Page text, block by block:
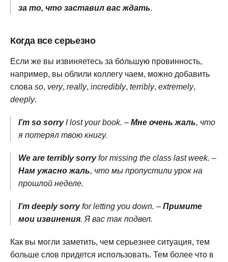
за то, что заставил вас ждать.
Когда все серьезно
Если же вы извиняетесь за бо́льшую провинность,
например, вы облили коллегу чаем, можно добавить
слова so, very, really, incredibly, terribly, extremely,
deeply.
I’m so sorryI lost your book. – Мне очень жаль, что
я потерял твою книгу.
We are terribly sorryfor missing the class last week. –
Нам ужасно жаль, что мы пропустили урок на
прошлой неделе.
I’m deeply sorryfor letting you down. – Примите
мои извинения. Я вас так подвел.
Как вы могли заметить, чем серьезнее ситуация, тем
больше слов придется использовать. Тем более что в